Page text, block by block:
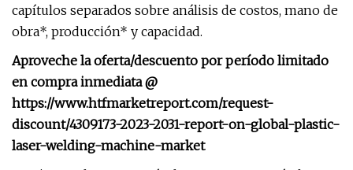
capítulos separados sobre análisis de costos, mano de
obra*, producción* y capacidad.
Aproveche la oferta/descuento por período limitado
en compra inmediata @
https://www.htfmarketreport.com/request-
discount/4309173-2023-2031-report-on-global-plastic-
laser-welding-machine-market